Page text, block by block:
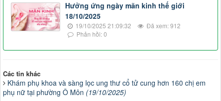
Hưởng ứng ngày mãn kinh thế giới
18/10/2025
19/10/2025 21:09:32
Đã xem: 912
Phản hồi: 0
Các tin khác
Khám phụ khoa và sàng lọc ung thư cổ tử cung hơn 160 chị em
phụ nữ tại phường Ô Môn (19/10/2025)